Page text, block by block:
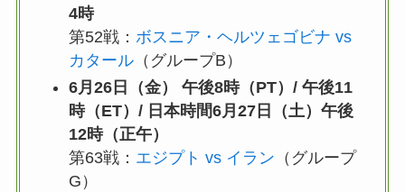
4時
第52戦： ボスニア・ヘルツェゴビナ vs
カタール（グループB）
6月26日（金） 午後8時（PT）/ 午後11
時（ET）/ 日本時間6月27日（土）午後
12時（正午）
第63戦： エジプト vs イラン （グループ
G）